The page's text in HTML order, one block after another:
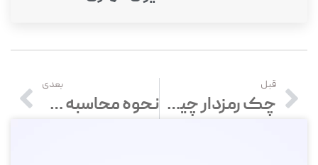
قبل
چک رمزدار چیست؟ نحوه صدور، دریافت وابطال چک رمزدار
بعدی
نحوه محاسبه مالیات انحلال شرکت | مالیات شرکت منحل شده چیست؟